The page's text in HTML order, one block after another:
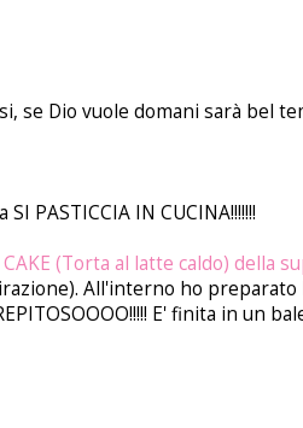
se Dio vuole domani sarà bel
SI PASTICCIA IN CUCINA!!!!!!!
(Torta al latte caldo) della
All'interno ho preparato
E' finita in un